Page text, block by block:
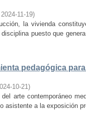
2024-11-19)
la vivienda
puesto que
pedagógica
10-21)
arte contemporáneo
asistente a la exposición